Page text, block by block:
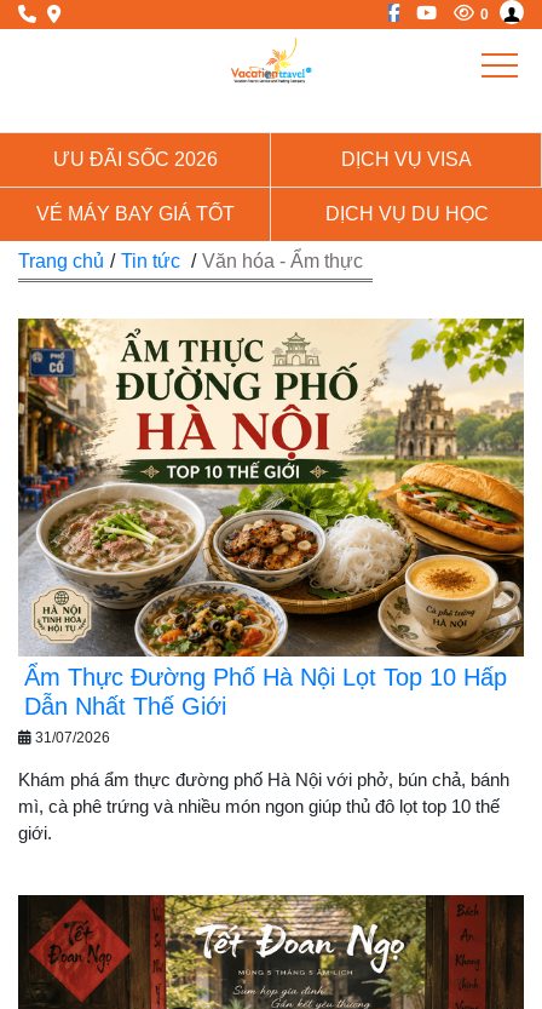
0
ƯU ĐÃI SỐC 2026 DỊCH VỤ VISA
VÉ MÁY BAY GIÁ TỐT DỊCH VỤ DU HỌC
Trang chủ / Tin tức / Văn hóa - Ẩm thực
Ẩm Thực Đường Phố Hà Nội Lọt Top 10 Hấp
Dẫn Nhất Thế Giới
31/07/2026
Khám phá ẩm thực đường phố Hà Nội với phở, bún chả, bánh
mì, cà phê trứng và nhiều món ngon giúp thủ đô lọt top 10 thế
giới.